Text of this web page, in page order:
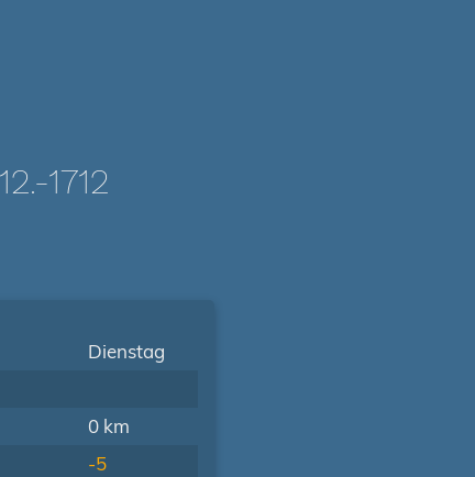
1712
Dienstag
0 km
-5